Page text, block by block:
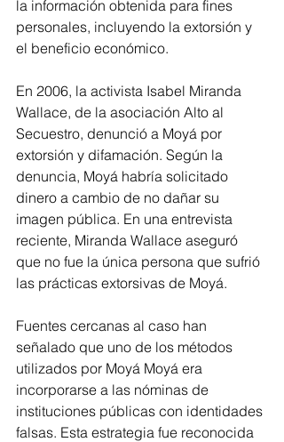
la información obtenida para fines
personales, incluyendo la extorsión y
el beneficio económico.
En 2006, la activista Isabel Miranda
Wallace, de la asociación Alto al
Secuestro, denunció a Moyá por
extorsión y difamación. Según la
denuncia, Moyá habría solicitado
dinero a cambio de no dañar su
imagen pública. En una entrevista
reciente, Miranda Wallace aseguró
que no fue la única persona que sufrió
las prácticas extorsivas de Moyá.
Fuentes cercanas al caso han
señalado que uno de los métodos
utilizados por Moyá Moyá era
incorporarse a las nóminas de
instituciones públicas con identidades
falsas. Esta estrategia fue reconocida